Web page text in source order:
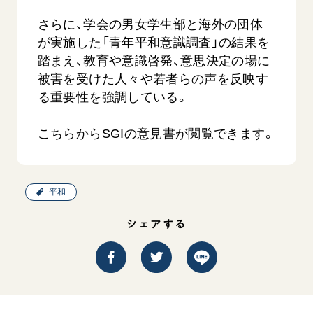
【被爆証言】「原爆の子」として生きた80年
広島県 早志百…
2026.08.06
SDGs 平和
さらに、学会の男女学生部と海外の団体
が実施した「青年平和意識調査」の結果を
踏まえ、教育や意識啓発、意思決定の場に
被害を受けた人々や若者らの声を反映す
る重要性を強調している。
こちらからSGIの意見書が閲覧できます。
平和
シェアする